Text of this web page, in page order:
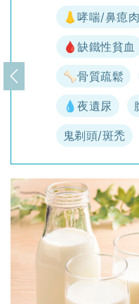
👃哮喘/鼻瘜肉
🩸缺鐵性貧血
🦴骨質疏鬆
💧夜遺尿
鬼剃頭/斑禿
上一頁